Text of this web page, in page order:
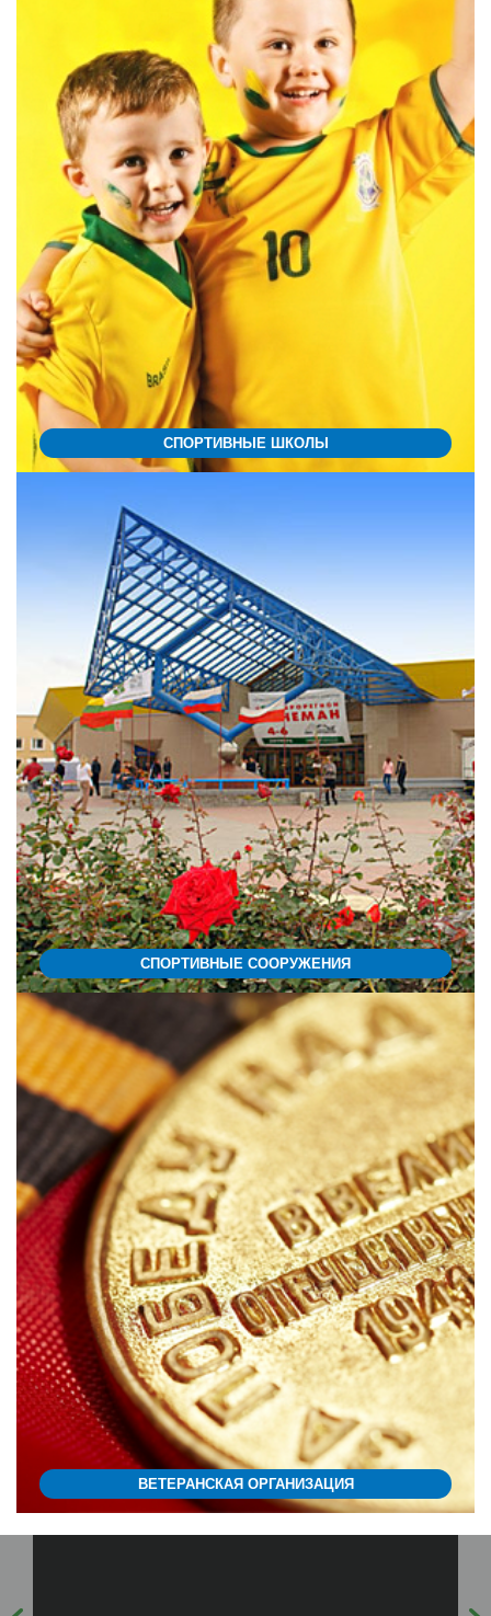
СПОРТИВНЫЕ ШКОЛЫ
СПОРТИВНЫЕ СООРУЖЕНИЯ
ВЕТЕРАНСКАЯ ОРГАНИЗАЦИЯ